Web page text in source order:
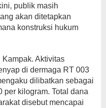
publik masih
akan ditetapkan
konstruksi hukum
Aktivitas
di dermaga RT 003
dilibatkan sebagai
per kilogram. Total dana
disebut mencapai